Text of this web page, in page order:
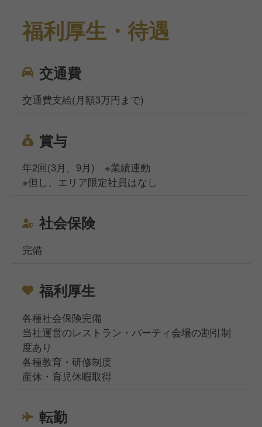
福利厚生・待遇
交通費
交通費支給(月額3万円まで)
賞与
年2回(3月、9月) ※業績連動
※但し、エリア限定社員はなし
社会保険
完備
福利厚生
各種社会保険完備
当社運営のレストラン・パーティ会場の割引制
度あり
各種教育・研修制度
産休・育児休暇取得
転勤